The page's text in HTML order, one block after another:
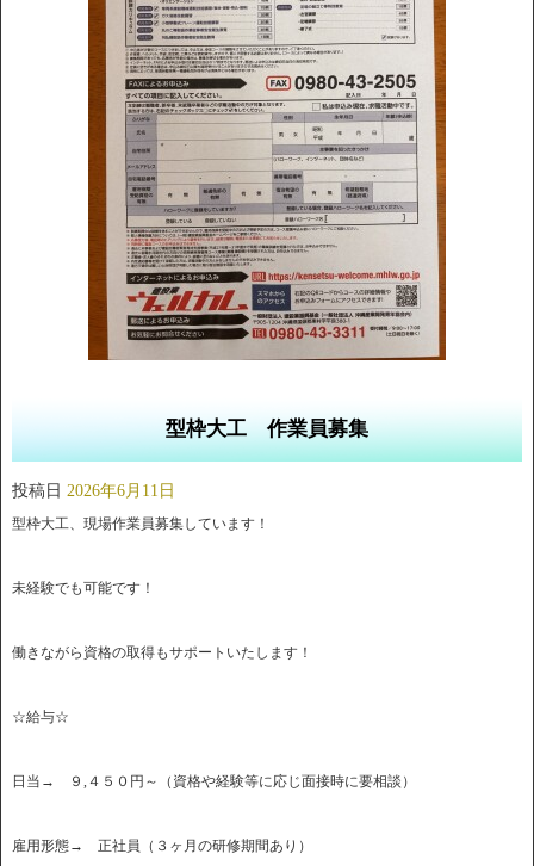
型枠大工 作業員募集
投稿日 2026年6月11日
型枠大工、現場作業員募集しています！
未経験でも可能です！
働きながら資格の取得もサポートいたします！
☆給与☆
日当→ ９,４５０円～（資格や経験等に応じ面接時に要相談）
雇用形態→ 正社員（３ヶ月の研修期間あり）